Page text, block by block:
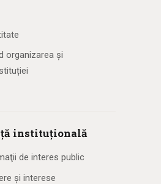
organizarea și
instituțională
de interes public
și interese